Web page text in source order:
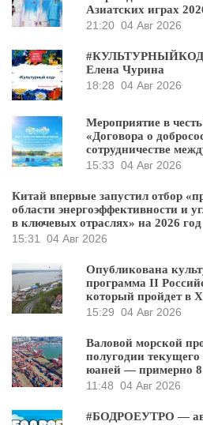
Азиатских играх
21:20 04 Авг 2026
#КУЛЬТУРНЫЙКОД-
Елена Чурина
18:28 04 Авг 2026
Мероприятие в
«Договора о
сотрудничестве
15:33 04 Авг 2026
Китай впервые запустил отбор
области энергоэффективности и
в ключевых отраслях» на 2026 год
15:31 04 Авг 2026
Опубликована
программа II
который пройдет в
15:29 04 Авг 2026
Валовой морской
полугодии текущего
юаней — примерно
11:48 04 Авг 2026
#БОДРОЕУТРО —